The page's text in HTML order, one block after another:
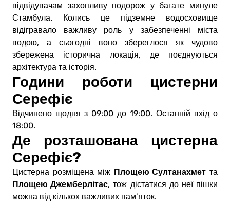
відвідувачам захопливу подорож у багате минуле
Стамбула. Колись це підземне водосховище
відігравало важливу роль у забезпеченні міста
водою, а сьогодні воно збереглося як чудово
збережена історична локація, де поєднуються
архітектура та історія.
Години роботи цистерни
Серефіє
Відчинено щодня з 09:00 до 19:00. Останній вхід о
18:00.
Де розташована цистерна
Серефіє?
Цистерна розміщена між Площею Султанахмет та
Площею Джемберлітас, тож дістатися до неї пішки
можна від кількох важливих пам’яток.